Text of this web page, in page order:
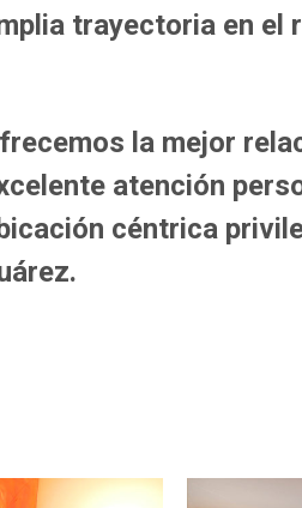
trayectoria en el
la mejor
atención
céntrica